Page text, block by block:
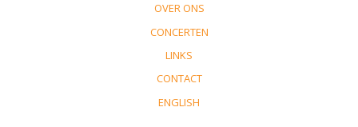
OVER ONS
CONCERTEN
LINKS
CONTACT
ENGLISH